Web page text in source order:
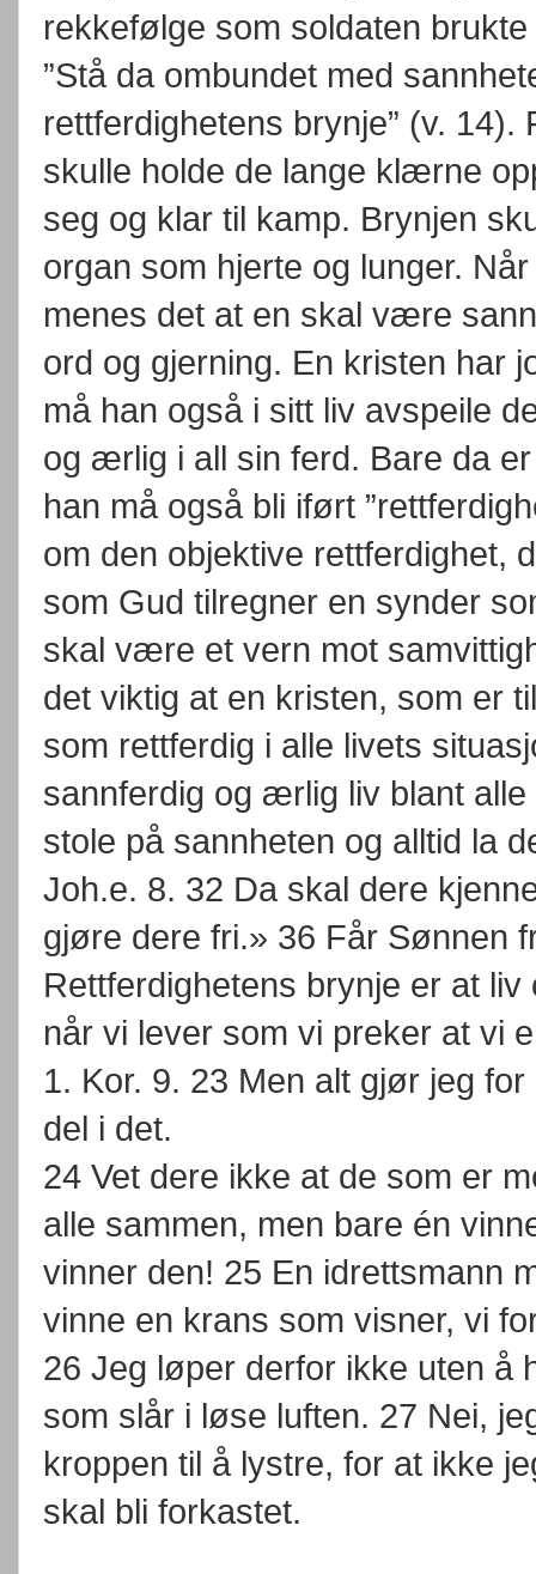
rekkefølge som soldaten
”Stå da ombundet med
rettferdighetens brynje” (v.
skulle holde de lange klærne
seg og klar til kamp. Brynjen
organ som hjerte og lunger.
menes det at en skal være
ord og gjerning. En kristen har
må han også i sitt liv avspeile
og ærlig i all sin ferd. Bare da
han må også bli iført
om den objektive rettferdighet,
som Gud tilregner en synder
skal være et vern mot
det viktig at en kristen, som er
som rettferdig i alle livets
sannferdig og ærlig liv blant
stole på sannheten og alltid la
Joh.e. 8. 32 Da skal dere
gjøre dere fri.» 36 Får Sønnen
Rettferdighetens brynje er at
når vi lever som vi preker at vi
1. Kor. 9. 23 Men alt gjør jeg
del i det.
24 Vet dere ikke at de som er
alle sammen, men bare én
vinner den! 25 En idrettsmann
vinne en krans som visner, vi
26 Jeg løper derfor ikke uten å
som slår i løse luften. 27 Nei,
kroppen til å lystre, for at ikke
skal bli forkastet.